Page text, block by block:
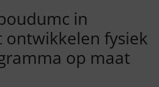
in
fysiek
op maat